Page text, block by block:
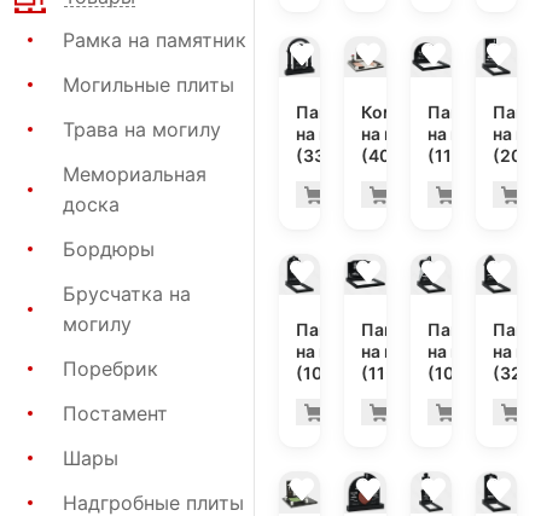
Рамка на памятник
Могильные плиты
Трава на могилу
Мемориальная
доска
Бордюры
Брусчатка на
могилу
Поребрик
Постамент
Шары
Надгробные плиты
Памятник
на могилу
(33-138)
160.100
Купить
Комплекс
на могилу
(40-282)
Купить
Памятник
на могилу
(11-160)
Купить
на
(20-
Памятник
на могилу
(10-242)
26.000
Купить
Памятник
на могилу
(11-109)
Купить
Памятник
на могилу
(10-611)
Купить
на
(32-